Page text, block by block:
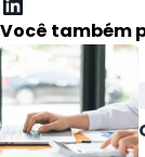
Você também